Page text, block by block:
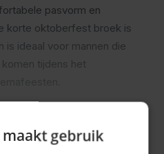
pasvorm en
korte oktoberfest broek is
is ideaal voor mannen die
komen tijdens het
maakt gebruik